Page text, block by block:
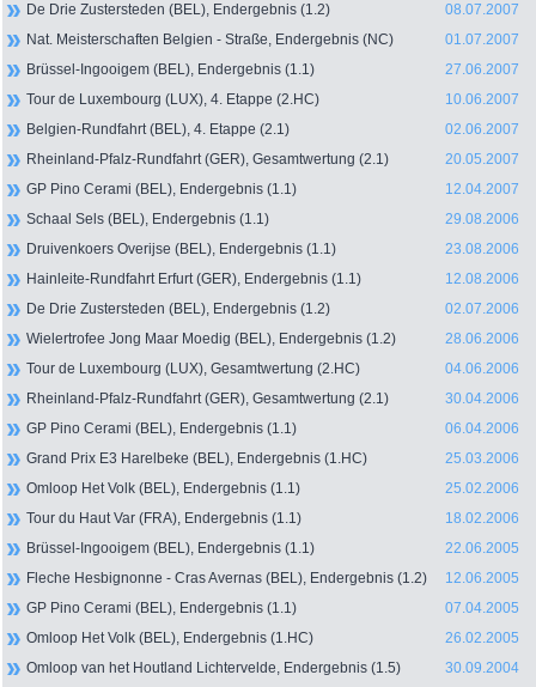
De Drie Zustersteden (BEL), Endergebnis (1.2)
08.07.2007
Nat. Meisterschaften Belgien - Straße, Endergebnis (NC)
01.07.2007
Brüssel-Ingooigem (BEL), Endergebnis (1.1)
27.06.2007
Tour de Luxembourg (LUX), 4. Etappe (2.HC)
10.06.2007
Belgien-Rundfahrt (BEL), 4. Etappe (2.1)
02.06.2007
Rheinland-Pfalz-Rundfahrt (GER), Gesamtwertung (2.1)
20.05.2007
GP Pino Cerami (BEL), Endergebnis (1.1)
12.04.2007
Schaal Sels (BEL), Endergebnis (1.1)
29.08.2006
Druivenkoers Overijse (BEL), Endergebnis (1.1)
23.08.2006
Hainleite-Rundfahrt Erfurt (GER), Endergebnis (1.1)
12.08.2006
De Drie Zustersteden (BEL), Endergebnis (1.2)
02.07.2006
Wielertrofee Jong Maar Moedig (BEL), Endergebnis (1.2)
28.06.2006
Tour de Luxembourg (LUX), Gesamtwertung (2.HC)
04.06.2006
Rheinland-Pfalz-Rundfahrt (GER), Gesamtwertung (2.1)
30.04.2006
GP Pino Cerami (BEL), Endergebnis (1.1)
06.04.2006
Grand Prix E3 Harelbeke (BEL), Endergebnis (1.HC)
25.03.2006
Omloop Het Volk (BEL), Endergebnis (1.1)
25.02.2006
Tour du Haut Var (FRA), Endergebnis (1.1)
18.02.2006
Brüssel-Ingooigem (BEL), Endergebnis (1.1)
22.06.2005
Fleche Hesbignonne - Cras Avernas (BEL), Endergebnis (1.2)
12.06.2005
GP Pino Cerami (BEL), Endergebnis (1.1)
07.04.2005
Omloop Het Volk (BEL), Endergebnis (1.HC)
26.02.2005
Omloop van het Houtland Lichtervelde, Endergebnis (1.5)
30.09.2004